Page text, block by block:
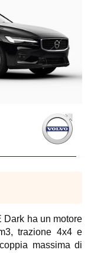
Dark ha un motore
trazione 4x4 e
massima di